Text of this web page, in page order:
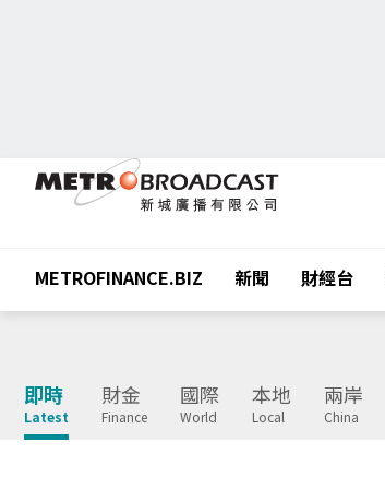
METROFINANCE.BIZ 新聞 財經台
即時
Latest
財金
Finance
國際
World
本地
Local
兩岸
China